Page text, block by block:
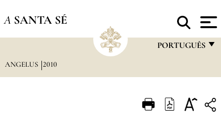
A SANTA SÉ
PORTUGUÊS
ITALIANO
ANGELUS 2010